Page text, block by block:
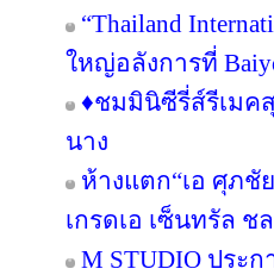
“Thailand
ใหญ่อลังการที่
♦️ชมมินิซีรี่ส์รีเมค
นาง
ห้างแตก“เอ ศุภชั
เกรดเอ เซ็นทรัล ช
M STUDIO ประ